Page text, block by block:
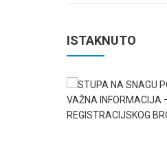
ISTAKNUTO